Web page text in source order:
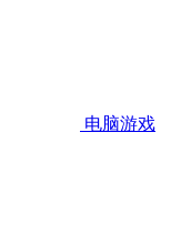
电脑游戏